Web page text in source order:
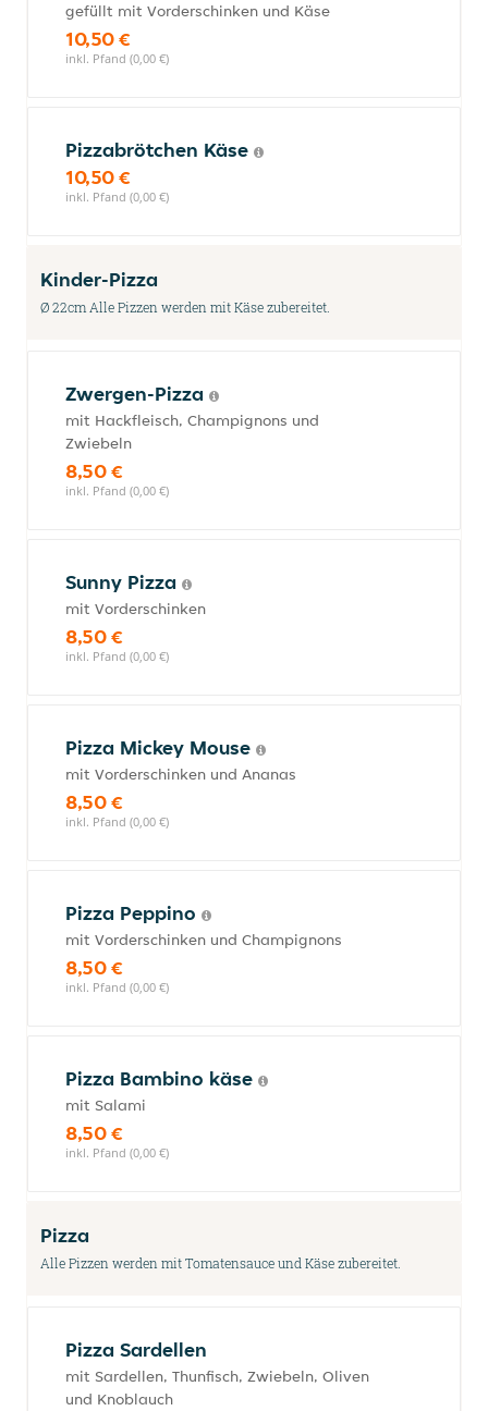
gefüllt mit Vorderschinken und Käse
10,50 €
inkl. Pfand (0,00 €)
Pizzabrötchen Käse
10,50 €
inkl. Pfand (0,00 €)
Kinder-Pizza
Ø 22cm Alle Pizzen werden mit Käse zubereitet.
Zwergen-Pizza
mit Hackfleisch, Champignons und
Zwiebeln
8,50 €
inkl. Pfand (0,00 €)
Sunny Pizza
mit Vorderschinken
8,50 €
inkl. Pfand (0,00 €)
Pizza Mickey Mouse
mit Vorderschinken und Ananas
8,50 €
inkl. Pfand (0,00 €)
Pizza Peppino
mit Vorderschinken und Champignons
8,50 €
inkl. Pfand (0,00 €)
Pizza Bambino käse
mit Salami
8,50 €
inkl. Pfand (0,00 €)
Pizza
Alle Pizzen werden mit Tomatensauce und Käse zubereitet.
Pizza Sardellen
mit Sardellen, Thunfisch, Zwiebeln, Oliven
und Knoblauch